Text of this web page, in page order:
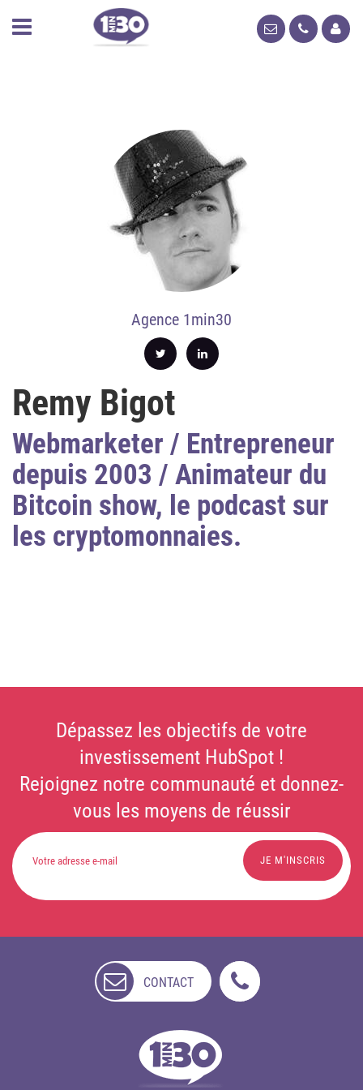
Agence 1min30
Remy Bigot
Webmarketer / Entrepreneur
depuis 2003 / Animateur du
Bitcoin show, le podcast sur
les cryptomonnaies.
Dépassez les objectifs de votre
investissement HubSpot !
Rejoignez notre communauté et donnez-
vous les moyens de réussir
CONTACT
DISPONIBLE